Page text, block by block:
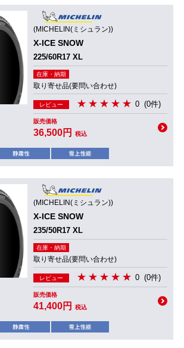
(MICHELIN(ミシュラン))
X-ICE SNOW
225/60R17 XL
在庫・納期
取り寄せ品(要問い合わせ)
レビュー 0 (0件)
販売価格
36,500円 税込
(MICHELIN(ミシュラン))
X-ICE SNOW
235/50R17 XL
在庫・納期
取り寄せ品(要問い合わせ)
レビュー 0 (0件)
販売価格
41,400円 税込